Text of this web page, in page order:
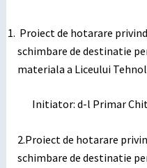
Proiect de hotarare
schimbare de destinatie
materiala a Liceului
Initiator: d-l Primar
2.Proiect de hotarare
schimbare de destinatie